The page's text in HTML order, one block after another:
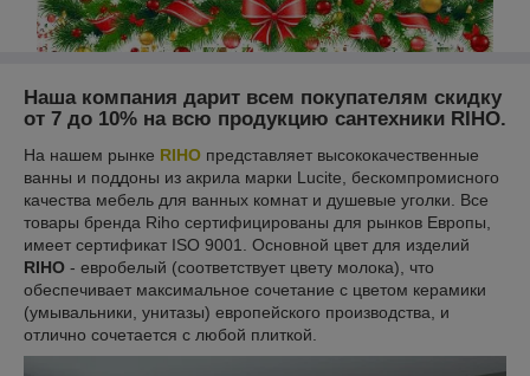
Наша компания дарит всем покупателям скидку
от 7 до 10% на всю продукцию сантехники RIHO.
На нашем рынке RIHO представляет высококачественные
ванны и поддоны из акрила марки Lucite, бескомпромисного
качества мебель для ванных комнат и душевые уголки. Все
товары бренда Riho сертифицированы для рынков Европы,
имеет сертификат ISO 9001. Основной цвет для изделий
RIHO - евробелый (соответствует цвету молока), что
обеспечивает максимальное сочетание с цветом керамики
(умывальники, унитазы) европейского производства, и
отлично сочетается с любой плиткой.